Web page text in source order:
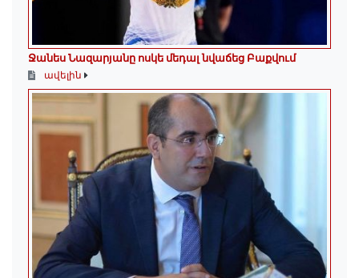
Ջանես Նազարյանը ոսկե մեդալ նվաճեց Բաքվում
ավելին